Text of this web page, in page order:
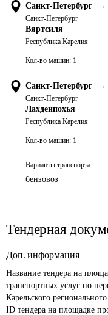
Санкт-Петербург →
Санкт-Петербург
Вяртсиля
Республика Карелия
Кол-во машин: 1
Санкт-Петербург →
Санкт-Петербург
Лахденпохья
Республика Карелия
Кол-во машин: 1
Варианты транспорта
бензовоз
Тендерная
Доп. информация
Название тендера на
транспортных услуг по
Карельского
ID тендера на площадке